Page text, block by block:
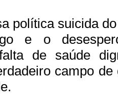
política suicida
e o
de saúde
campo de